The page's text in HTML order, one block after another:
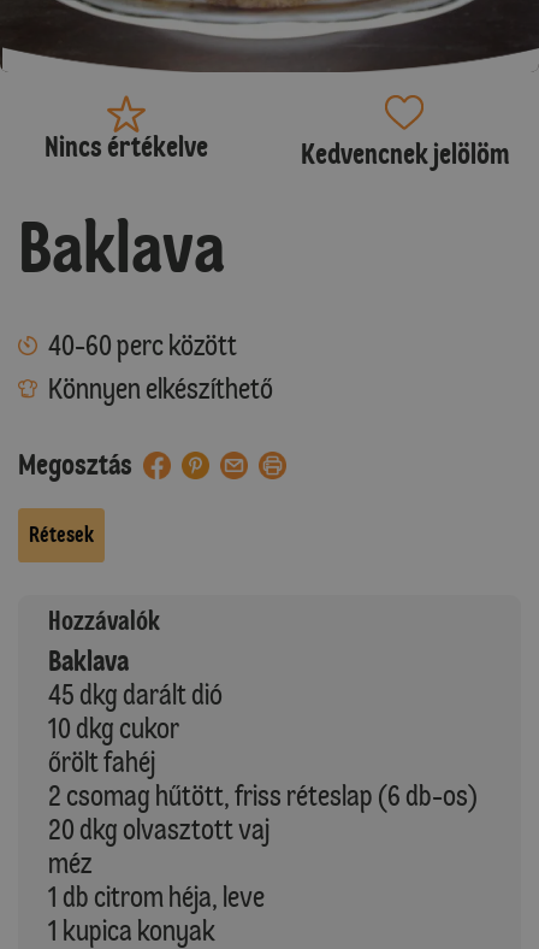
Nincs értékelve Kedvencnek jelölöm
Baklava
40-60 perc között
Könnyen elkészíthető
Megosztás
Rétesek
Hozzávalók
Baklava
45 dkg darált dió
10 dkg cukor
őrölt fahéj
2 csomag hűtött, friss réteslap (6 db-os)
20 dkg olvasztott vaj
méz
1 db citrom héja, leve
1 kupica konyak